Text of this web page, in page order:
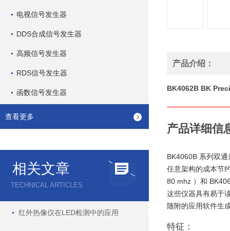
电视信号发生器
DDS合成信号发生器
高频信号发生器
RDS信号发生器
函数信号发生器
查看更多
相关文章
TECHNICAL ARTICLES
红外热像仪在LED检测中的应用
产品介绍：
BK4062B BK
产品详细信
BK4060B 系列双
任意架构的成本节
80 mhz ）和
这些仪器具有易于
随附的应用软件生
特征：